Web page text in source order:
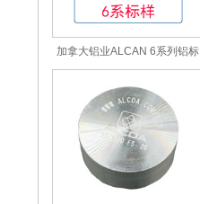
加拿大铝业ALCAN 6系列铝标
样